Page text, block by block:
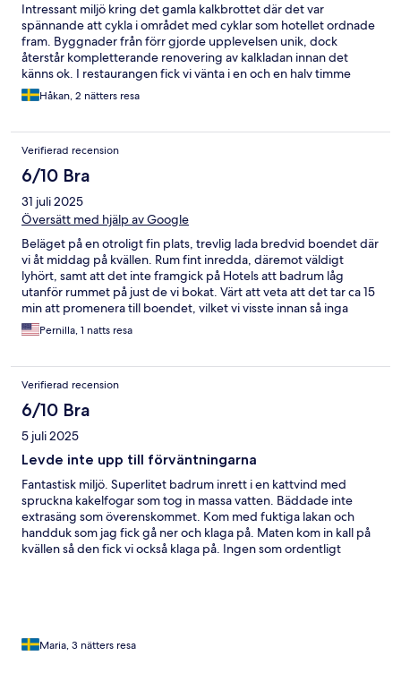
Intressant miljö kring det gamla kalkbrottet där det var
spännande att cykla i området med cyklar som hotellet ordnade
fram. Byggnader från förr gjorde upplevelsen unik, dock
återstår kompletterande renovering av kalkladan innan det
känns ok. I restaurangen fick vi vänta i en och en halv timme
innan maten kom till oss. Jättefin och enkel frukost
Håkan, 2 nätters resa
Verifierad recension
6/10 Bra
31 juli 2025
Översätt med hjälp av Google
Beläget på en otroligt fin plats, trevlig lada bredvid boendet där
vi åt middag på kvällen. Rum fint inredda, däremot väldigt
lyhört, samt att det inte framgick på Hotels att badrum låg
utanför rummet på just de vi bokat. Värt att veta att det tar ca 15
min att promenera till boendet, vilket vi visste innan så inga
större problem. Bra frukost, allt man egentligen behöver. Trevlig
personal från restaurangen, dock att vi fick navigera lite själva då
det inte känns som ett hotell så som de marknadsförs utan som
ett faktiskt pensionat. Överlag var allt bra men några delar där
det finns potential till förbättring som inte helt lever upp till
förväntningar för de pris man betalar. Inget wifi på rummen.
Pernilla, 1 natts resa
Verifierad recension
6/10 Bra
5 juli 2025
Levde inte upp till förväntningarna
Fantastisk miljö. Superlitet badrum inrett i en kattvind med
spruckna kakelfogar som tog in massa vatten. Bäddade inte
extrasäng som överenskommet. Kom med fuktiga lakan och
handduk som jag fick gå ner och klaga på. Maten kom in kall på
kvällen så den fick vi också klaga på. Ingen som ordentligt
Maria, 3 nätters resa